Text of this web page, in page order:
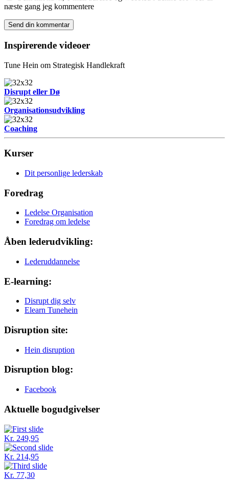
næste gang jeg kommentere
Inspirerende videoer
Tune Hein om Strategisk Handlekraft
Disrupt eller Dø
Organisationsudvikling
Coaching
Kurser
Dit personlige lederskab
Foredrag
Ledelse Organisation
Foredrag om ledelse
Åben lederudvikling:
Lederuddannelse
E-learning:
Disrupt dig selv
Elearn Tunehein
Disruption site:
Hein disruption
Disruption blog:
Facebook
Aktuelle bogudgivelser
Kr. 249,95
Kr. 214,95
Kr. 77,30